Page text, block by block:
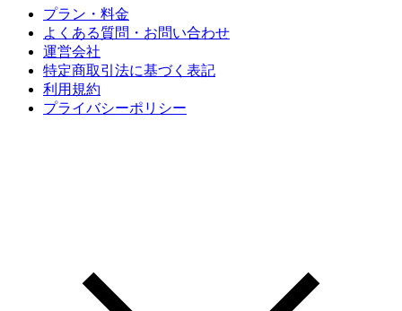
プラン・料金
よくある質問・お問い合わせ
運営会社
特定商取引法に基づく表記
利用規約
プライバシーポリシー